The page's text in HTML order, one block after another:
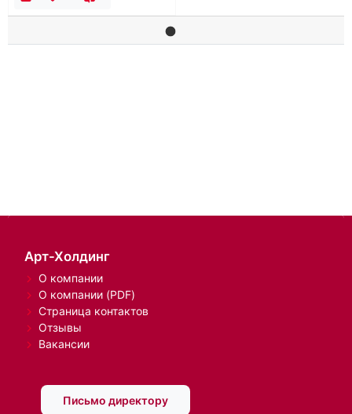
Арт-Холдинг
О компании
О компании (PDF)
Страница контактов
Отзывы
Вакансии
Письмо директору